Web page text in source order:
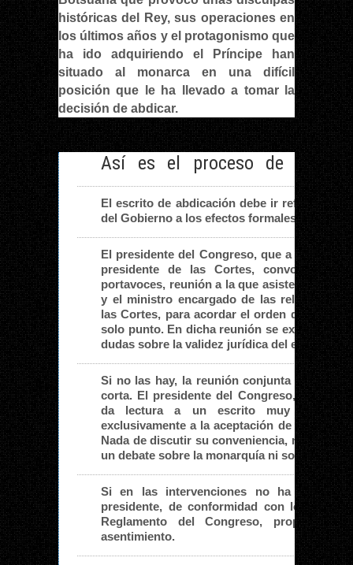
históricas del Rey, sus operaciones en
los últimos años y el protagonismo que
ha ido adquiriendo el Príncipe han
situado al monarca en una difícil
posición que le ha llevado a tomar la
decisión de abdicar.
Así es el proceso de
El escrito de abdicación debe ir refrendado
del Gobierno a los efectos formales de
El presidente del Congreso, que a estos
presidente de las Cortes, convoca a
portavoces, reunión a la que asisten el
y el ministro encargado de las relaciones
las Cortes, para acordar el orden del día,
solo punto. En dicha reunión se explicita si
dudas sobre la validez jurídica del escrito de
Si no las hay, la reunión conjunta de las
corta. El presidente del Congreso, que
da lectura a un escrito muy breve,
exclusivamente a la aceptación de la
Nada de discutir su conveniencia, ni de
un debate sobre la monarquía ni sobre su
Si en las intervenciones no ha habido
presidente, de conformidad con los
Reglamento del Congreso, propone la
asentimiento.